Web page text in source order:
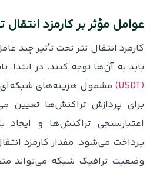
عوامل مؤثر بر کارمزد انتقال
کارمزد انتقال تتر تحت تأثیر چند
باید به آن‌ها توجه کنند. در ابتدا،
(USDT)
مشمول هزینه‌های
برای پردازش تراکنش‌ها تعیین
اعتبارسنجی تراکنش‌ها و ایجاد
پرداخت می‌شود. مقدار کارمزد
وضعیت ترافیک شبکه می‌تواند